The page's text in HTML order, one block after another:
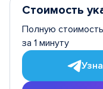
Стоимость
Полную
за 1 минуту